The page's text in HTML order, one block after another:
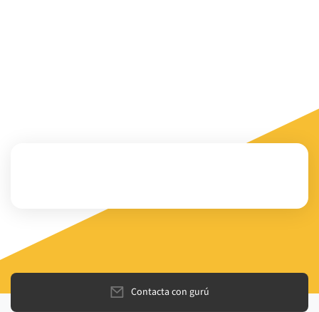
Contacta con gurú